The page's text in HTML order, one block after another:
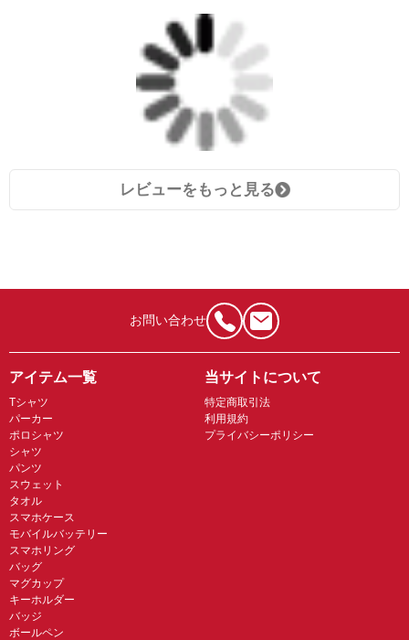
レビューをもっと見る
お問い合わせ
アイテム一覧
Tシャツ
パーカー
ポロシャツ
シャツ
パンツ
スウェット
タオル
スマホケース
モバイルバッテリー
スマホリング
バッグ
マグカップ
キーホルダー
バッジ
ボールペン
当サイトについて
特定商取引法
利用規約
プライバシーポリシー